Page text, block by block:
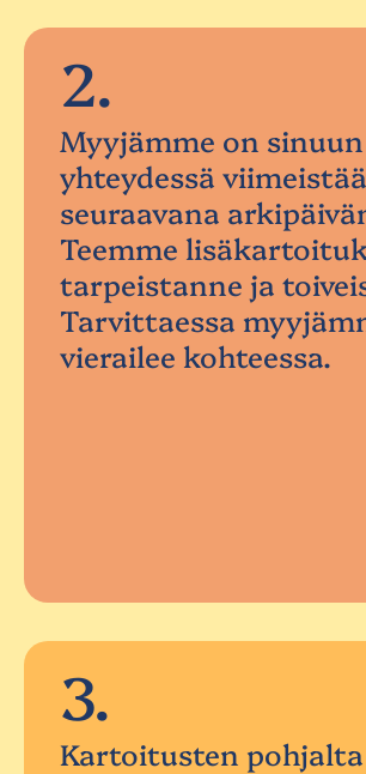
2.
Myyjämme on sinuun
yhteydessä
seuraavana
Teemme
tarpeistanne ja
Tarvittaessa
vierailee kohteessa.
3.
Kartoitusten pohjalta